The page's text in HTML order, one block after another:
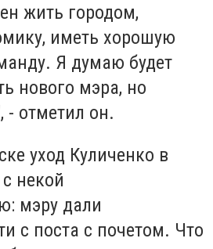
жить городом,
иметь хорошую
Я думаю будет
нового мэра, но
- отметил он.
уход Куличенко в
некой
мэру дали
с поста с почетом. Что